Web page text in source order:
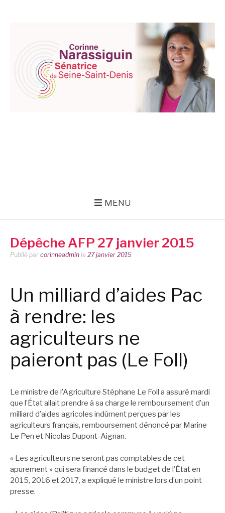
MENU
Dépêche AFP 27 janvier 2015
Publié par corinneadmin le 27 janvier 2015
Un milliard d’aides Pac
à rendre: les
agriculteurs ne
paieront pas (Le Foll)
Le ministre de l’Agriculture Stéphane Le Foll a assuré mardi
que l’État allait prendre à sa charge le remboursement d’un
milliard d’aides agricoles indûment perçues par les
agriculteurs français, remboursement dénoncé par Marine
Le Pen et Nicolas Dupont-Aignan.
« Les agriculteurs ne seront pas comptables de cet
apurement » qui sera financé dans le budget de l’État en
2015, 2016 et 2017, a expliqué le ministre lors d’un point
presse.